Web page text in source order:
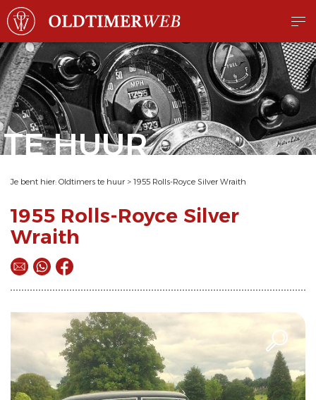
TE HUUR
Je bent hier: Oldtimers te huur > 1955 Rolls-Royce Silver Wraith
1955 Rolls-Royce Silver
Wraith